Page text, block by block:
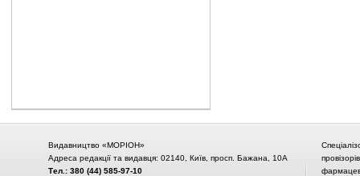
Видавництво «МОРІОН»
Адреса редакції та видавця: 02140, Київ, просп. Бажана, 10А
Тел.: 380 (44) 585-97-10